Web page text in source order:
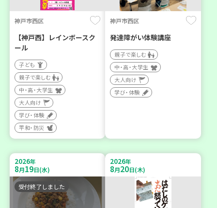
神戸市西区
【神戸西】レインボースク
ール
子ども
親子で楽しむ
中・高・大学生
大人向け
学び・体験
平和・防災
神戸市西区
発達障がい体験講座
親子で楽しむ
中・高・大学生
大人向け
学び・体験
2026年
8月19日(水)
受付終了しました
2026年
8月20日(木)